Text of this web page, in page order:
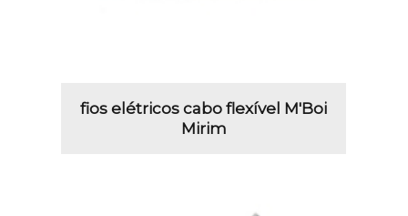
fios elétricos cabo flexível M'Boi
Mirim